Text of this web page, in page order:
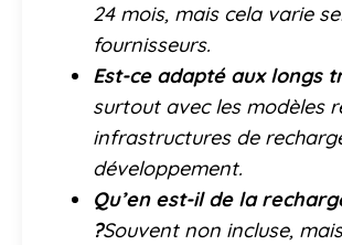
24 mois, mais cela varie
fournisseurs.
Est-ce adapté aux longs
surtout avec les modèles
infrastructures de
développement.
Qu’en est-il de la
?Souvent non incluse,